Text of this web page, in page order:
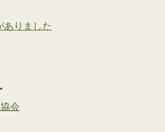
ありました
会